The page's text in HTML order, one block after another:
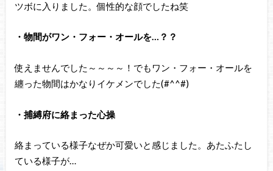
ツボに入りました。個性的な顔でしたね笑
・物間がワン・フォー・オールを…？？
使えませんでした～～～～！でもワン・フォー・オールを
纏った物間はかなりイケメンでした(#^^#)
・捕縛府に絡まった心操
絡まっている様子なぜか可愛いと感じました。あたふたし
ている様子が…